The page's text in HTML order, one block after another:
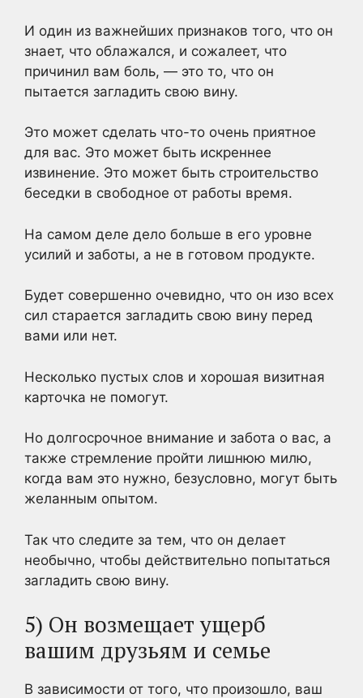
И один из важнейших признаков того, что он
знает, что облажался, и сожалеет, что
причинил вам боль, — это то, что он
пытается загладить свою вину.
Это может сделать что-то очень приятное
для вас. Это может быть искреннее
извинение. Это может быть строительство
беседки в свободное от работы время.
На самом деле дело больше в его уровне
усилий и заботы, а не в готовом продукте.
Будет совершенно очевидно, что он изо всех
сил старается загладить свою вину перед
вами или нет.
Несколько пустых слов и хорошая визитная
карточка не помогут.
Но долгосрочное внимание и забота о вас, а
также стремление пройти лишнюю милю,
когда вам это нужно, безусловно, могут быть
желанным опытом.
Так что следите за тем, что он делает
необычно, чтобы действительно попытаться
загладить свою вину.
5) Он возмещает ущерб
вашим друзьям и семье
В зависимости от того, что произошло, ваш